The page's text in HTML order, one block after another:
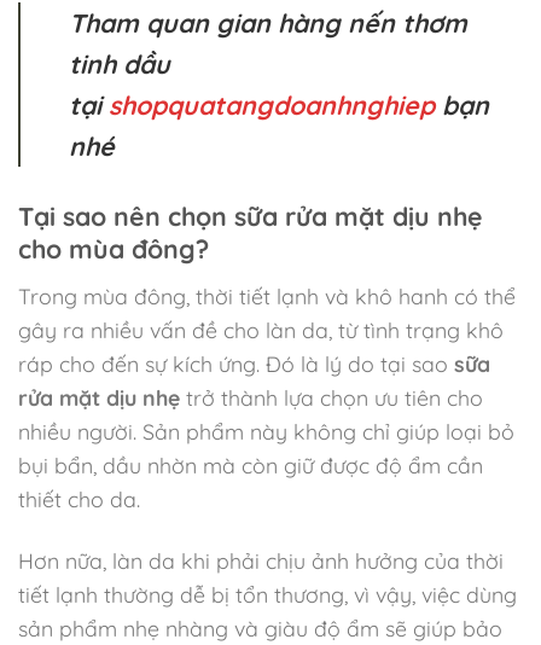
Tham quan gian hàng nến thơm
tinh dầu
tạishopquatangdoanhnghiepbạn
nhé
Tại sao nên chọn sữa rửa mặt dịu nhẹ
cho mùa đông?
Trong mùa đông, thời tiết lạnh và khô hanh có thể
gây ra nhiều vấn đề cho làn da, từ tình trạng khô
ráp cho đến sự kích ứng. Đó là lý do tại sao sữa
rửa mặt dịu nhẹ trở thành lựa chọn ưu tiên cho
nhiều người. Sản phẩm này không chỉ giúp loại bỏ
bụi bẩn, dầu nhờn mà còn giữ được độ ẩm cần
thiết cho da.
Hơn nữa, làn da khi phải chịu ảnh hưởng của thời
tiết lạnh thường dễ bị tổn thương, vì vậy, việc dùng
sản phẩm nhẹ nhàng và giàu độ ẩm sẽ giúp bảo